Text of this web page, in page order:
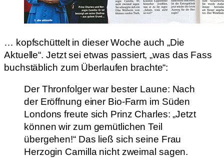
… kopfschüttelt in dieser Woche auch „Die
Aktuelle“. Jetzt sei etwas passiert, „was das Fass
buchstäblich zum Überlaufen brachte“:
Der Thronfolger war bester Laune: Nach
der Eröffnung einer Bio-Farm im Süden
Londons freute sich Prinz Charles: „Jetzt
können wir zum gemütlichen Teil
übergehen!“ Das ließ sich seine Frau
Herzogin Camilla nicht zweimal sagen.